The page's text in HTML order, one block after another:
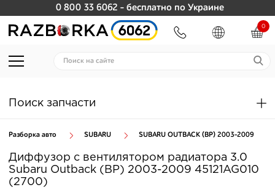
0 800 33 6062 - бесплатно по Украине
0
Поиск запчасти
Разборка авто SUBARU SUBARU OUTBACK (BP) 2003-2009
Диффузор с вентилятором радиатора 3.0
Subaru Outback (BP) 2003-2009 45121AG010
(2700)